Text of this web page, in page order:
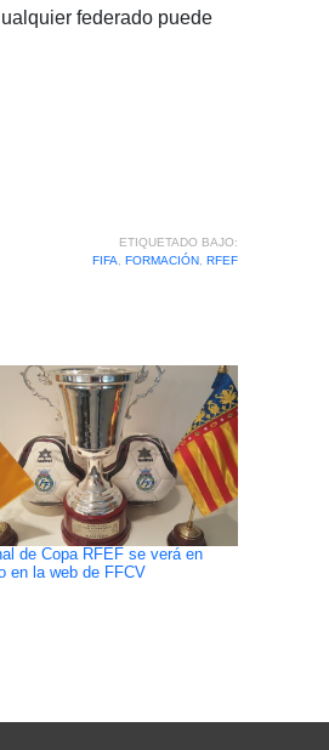
federado puede
ETIQUETADO BAJO:
FIFA
FORMACIÓN, RFEF
de Copa RFEF se verá en
en la web de FFCV